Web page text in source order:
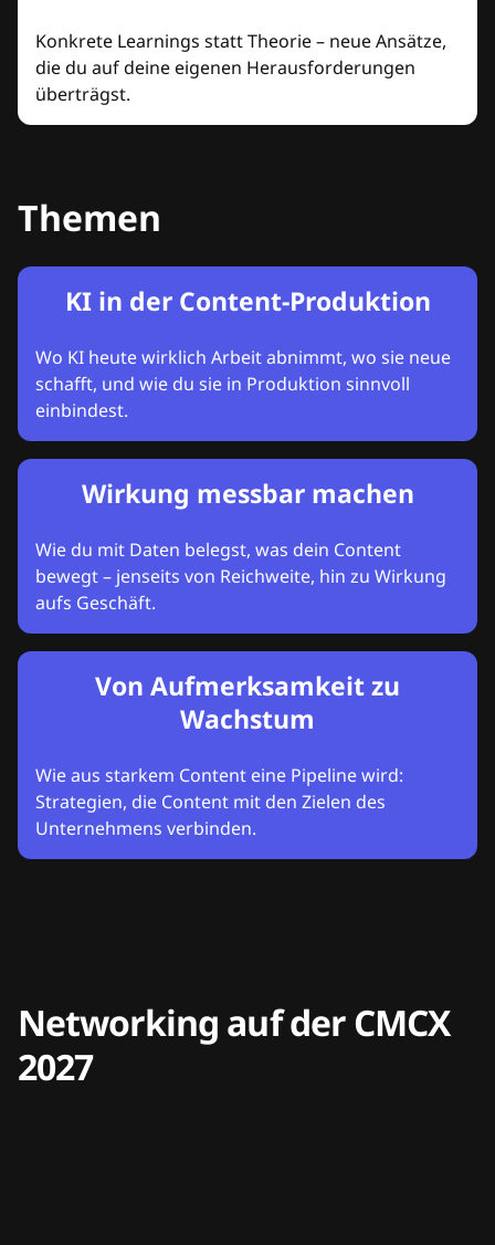
Konkrete Learnings statt Theorie – neue Ansätze,
die du auf deine eigenen Herausforderungen
überträgst.
Themen
KI in der Content-Produktion
Wo KI heute wirklich Arbeit abnimmt, wo sie neue
schafft, und wie du sie in Produktion sinnvoll
einbindest.
Wirkung messbar machen
Wie du mit Daten belegst, was dein Content
bewegt – jenseits von Reichweite, hin zu Wirkung
aufs Geschäft.
Von Aufmerksamkeit zu
Wachstum
Wie aus starkem Content eine Pipeline wird:
Strategien, die Content mit den Zielen des
Unternehmens verbinden.
Networking auf der CMCX
2027